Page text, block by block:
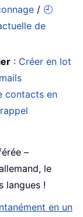
/ 🕘
de
: Créer en lot
contacts en
–
le
langues !
en un